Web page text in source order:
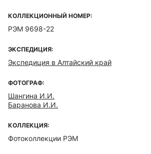
КОЛЛЕКЦИОННЫЙ НОМЕР:
РЭМ 9698-22
ЭКСПЕДИЦИЯ:
Экспедиция в Алтайский край
ФОТОГРАФ:
Шангина И.И.
Баранова И.И.
КОЛЛЕКЦИЯ:
Фотоколлекции РЭМ